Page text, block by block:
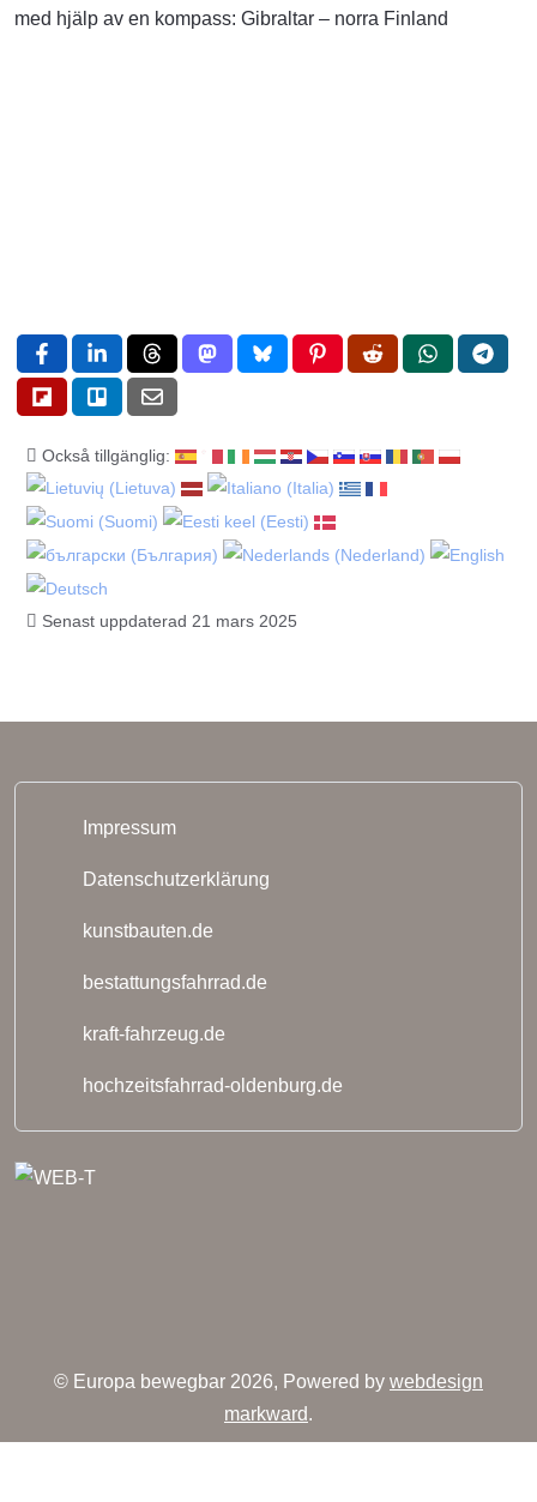
med hjälp av en kompass: Gibraltar – norra Finland
Också tillgänglig:
Senast uppdaterad 21 mars 2025
Impressum
Datenschutzerklärung
kunstbauten.de
bestattungsfahrrad.de
kraft-fahrzeug.de
hochzeitsfahrrad-oldenburg.de
© Europa bewegbar 2026, Powered by webdesign
markward.